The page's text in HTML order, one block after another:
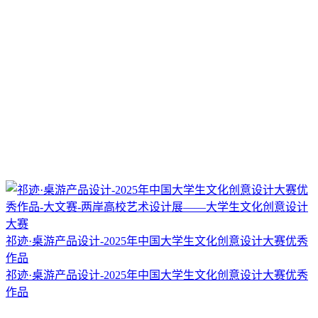
祁迹·桌游产品设计-2025年中国大学生文化创意设计大赛优秀
作品
祁迹·桌游产品设计-2025年中国大学生文化创意设计大赛优秀
作品